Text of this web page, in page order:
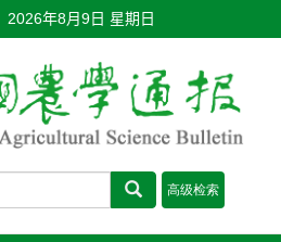
2026年8月9日 星期日